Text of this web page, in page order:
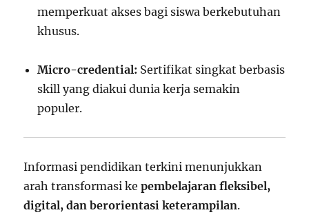
memperkuat akses bagi siswa berkebutuhan
khusus.
Micro-credential: Sertifikat singkat berbasis
skill yang diakui dunia kerja semakin
populer.
Informasi pendidikan terkini menunjukkan
arah transformasi kepembelajaran fleksibel,
digital, dan berorientasi keterampilan.